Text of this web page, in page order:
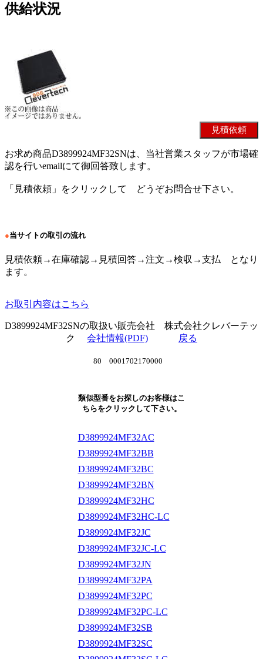
供給状況
お求め商品D3899924MF32SNは、当社営業スタッフが市場確
認を行いemailにて御回答致します。
「見積依頼」をクリックして どうぞお問合せ下さい。
●当サイトの取引の流れ
見積依頼→在庫確認→見積回答→注文→検収→支払 となり
ます。
お取引内容はこちら
D3899924MF32SNの取扱い販売会社 株式会社クレバーテッ
ク 会社情報(PDF) 戻る
80 0001702170000
類似型番をお探しのお客様はこ
ちらをクリックして下さい。
D3899924MF32AC
D3899924MF32BB
D3899924MF32BC
D3899924MF32BN
D3899924MF32HC
D3899924MF32HC-LC
D3899924MF32JC
D3899924MF32JC-LC
D3899924MF32JN
D3899924MF32PA
D3899924MF32PC
D3899924MF32PC-LC
D3899924MF32SB
D3899924MF32SC